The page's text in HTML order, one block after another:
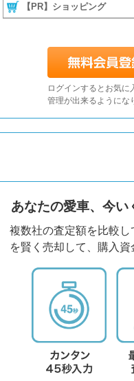
【PR】ショッピング
ログインするとお気に
管理が出来るようにな
あなたの愛車、今い
複数社の査定額を比較
を賢く売却して、購入資